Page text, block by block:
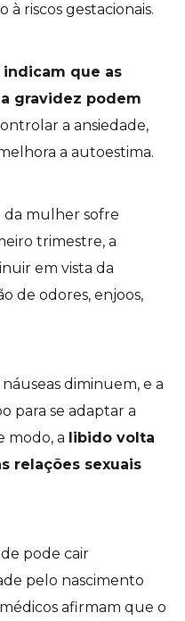
à riscos gestacionais.
que as
gravidez podem
a ansiedade,
a autoestima.
da mulher sofre
trimestre, a
em vista da
de odores, enjoos,
diminuem, e a
para se adaptar a
modo, a libido volta
relações sexuais
pode cair
pelo nascimento
afirmam que o